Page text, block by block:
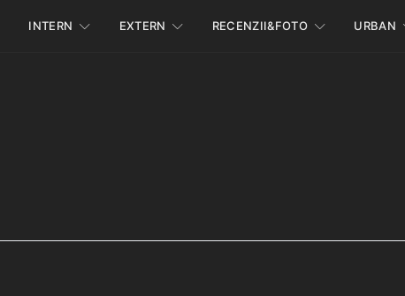
INTERN EXTERN RECENZII&FOTO URBAN